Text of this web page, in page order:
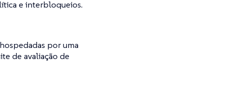
e interbloqueios.
por uma
de avaliação de